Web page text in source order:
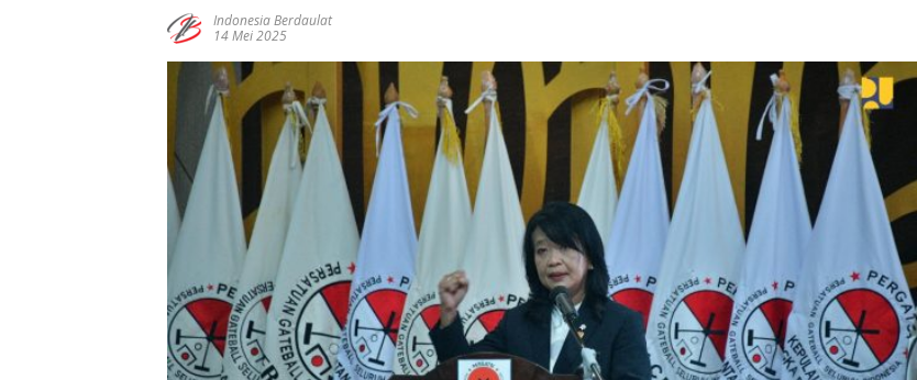
Indonesia Berdaulat
14 Mei 2025